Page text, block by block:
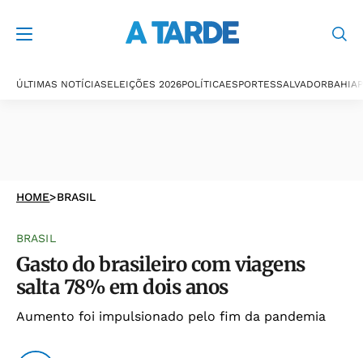
ÚLTIMAS NOTÍCIASELEIÇÕES 2026POLÍTICAESPORTESSALVADORBAHIA
HOME>BRASIL
BRASIL
Gasto do brasileiro com viagens
salta 78% em dois anos
Aumento foi impulsionado pelo fim da pandemia